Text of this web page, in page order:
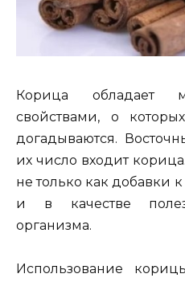
Корица обладает
свойствами, о
догадываются.
их число входит
не только как добавки
и в качестве
организма.
Использование